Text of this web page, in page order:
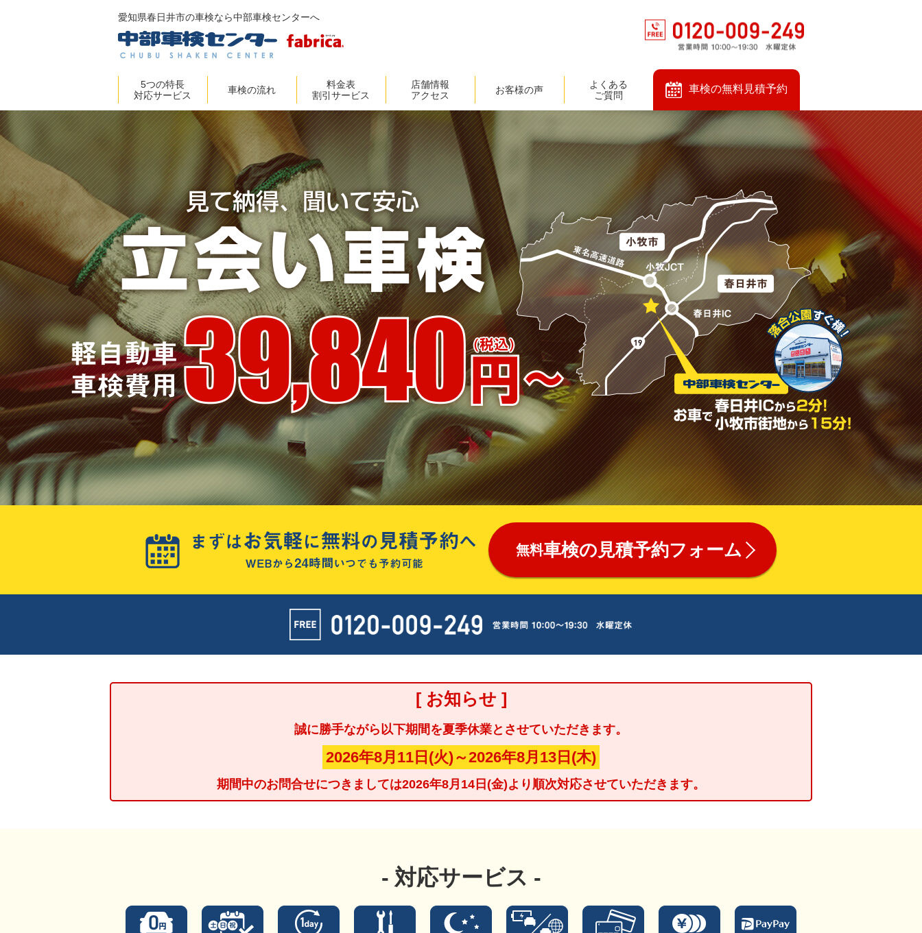
愛知県春日井市の車検なら中部車検センターへ
5つの特長
対応サービス
車検の流れ
料金表
割引サービス
店舗情報
アクセス
お客様の声
よくある
ご質問
車検の無料見積予約
無料車検の見積予約フォーム
[ お知らせ ]
誠に勝手ながら以下期間を夏季休業とさせていただきます。
2026年8月11日(火)～2026年8月13日(木)
期間中のお問合せにつきましては2026年8月14日(金)より順次対応させていただきます。
対応サービス